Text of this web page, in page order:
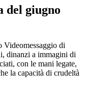
del giugno
Videomessaggio di
dinanzi a immagini di
con le mani legate,
la capacità di crudeltà